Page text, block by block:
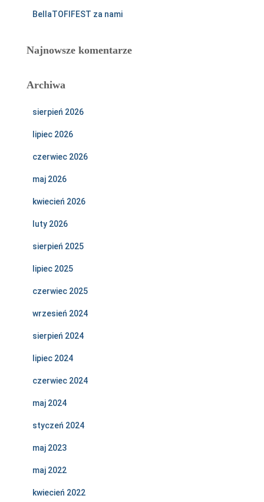
BellaTOFIFEST za nami
Najnowsze komentarze
Archiwa
sierpień 2026
lipiec 2026
czerwiec 2026
maj 2026
kwiecień 2026
luty 2026
sierpień 2025
lipiec 2025
czerwiec 2025
wrzesień 2024
sierpień 2024
lipiec 2024
czerwiec 2024
maj 2024
styczeń 2024
maj 2023
maj 2022
kwiecień 2022